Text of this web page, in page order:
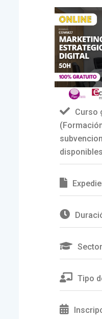
Curso
disponibles
Tipo